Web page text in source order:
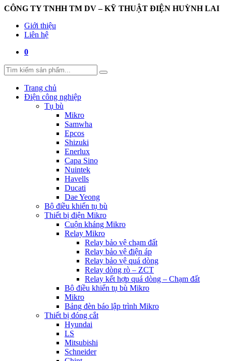
CÔNG TY TNHH TM DV – KỸ THUẬT ĐIỆN HUỲNH LAI
Giới thiệu
Liên hệ
0
Trang chủ
Điện công nghiệp
Tụ bù
Mikro
Samwha
Epcos
Shizuki
Enerlux
Capa Sino
Nuintek
Havells
Ducati
Dae Yeong
Bộ điều khiển tụ bù
Thiết bị điện Mikro
Cuộn kháng Mikro
Relay Mikro
Relay bảo vệ chạm đất
Relay bảo vệ điện áp
Relay bảo vệ quá dòng
Relay dòng rò – ZCT
Relay kết hợp quá dòng – Chạm đất
Bộ điều khiển tụ bù Mikro
Mikro
Bảng đèn báo lập trình Mikro
Thiết bị đóng cắt
Hyundai
LS
Mitsubishi
Schneider